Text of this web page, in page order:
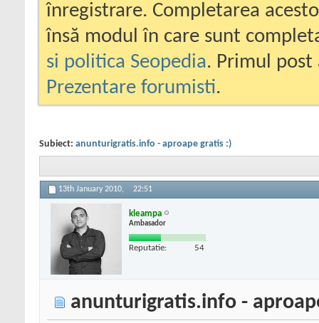
înregistrare. Completarea
însă modul în care sunt
si politica Seopedia. Primul
Prezentare forumisti.
Subiect: anunturigratis.info - aproape gratis :)
13th January 2010, 22:51
kleampa
Ambasador
Reputatie: 54
anunturigratis.info -